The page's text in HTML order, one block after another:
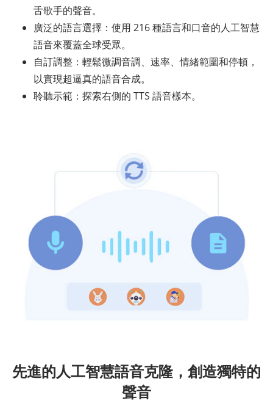
舌歌手的聲音。
廣泛的語言選擇：使用 216 種語言和口音的人工智慧
語音來覆蓋全球受眾。
自訂調整：輕鬆微調音調、速率、情緒範圍和停頓，
以實現超逼真的語音合成。
聆聽示範：探索右側的 TTS 語音樣本。
先進的人工智慧語音克隆，創造獨特的
聲音